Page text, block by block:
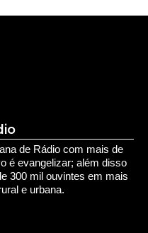
de Rádio com mais de
é evangelizar; além disso
300 mil ouvintes em mais
e urbana.